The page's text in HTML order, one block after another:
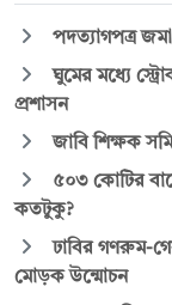
পদত্যাগপত্র
ঘুমের মধ্যে
প্রশাসন
জাবি শিক্ষক
৫০৩ কোটির
কতটুকু?
ঢাবির গণরুম-
মোড়ক উন্মোচন